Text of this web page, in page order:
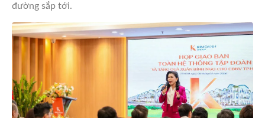
đường sắp tới.